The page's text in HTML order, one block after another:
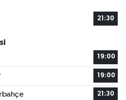
21:30
19:00
19:00
21:30